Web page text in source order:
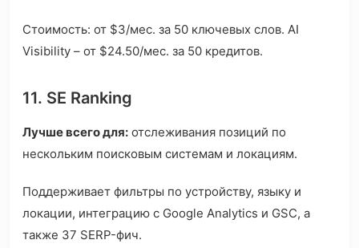
Стоимость: от $3/мес. за 50 ключевых слов. AI
Visibility – от $24.50/мес. за 50 кредитов.
11. SE Ranking
Лучше всего для: отслеживания позиций по
нескольким поисковым системам и локациям.
Поддерживает фильтры по устройству, языку и
локации, интеграцию с Google Analytics и GSC, а
также 37 SERP-фич.